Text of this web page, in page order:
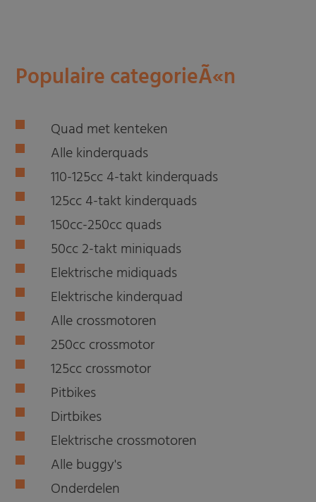
Populaire categorieÃ«n
Quad met kenteken
Alle kinderquads
110-125cc 4-takt kinderquads
125cc 4-takt kinderquads
150cc-250cc quads
50cc 2-takt miniquads
Elektrische midiquads
Elektrische kinderquad
Alle crossmotoren
250cc crossmotor
125cc crossmotor
Pitbikes
Dirtbikes
Elektrische crossmotoren
Alle buggy's
Onderdelen